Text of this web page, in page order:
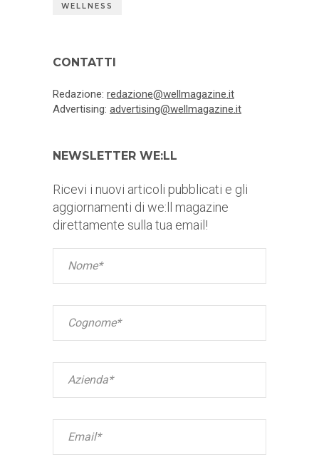
WELLNESS
CONTATTI
Redazione: redazione@wellmagazine.it
Advertising: advertising@wellmagazine.it
NEWSLETTER WE:LL
Ricevi i nuovi articoli pubblicati e gli
aggiornamenti di we:ll magazine
direttamente sulla tua email!